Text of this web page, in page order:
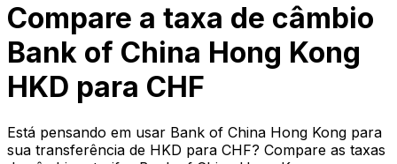
Compare a taxa de câmbio
Bank of China Hong Kong
HKD para CHF
Está pensando em usar Bank of China Hong Kong para
sua transferência de HKD para CHF? Compare as taxas